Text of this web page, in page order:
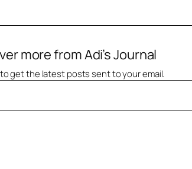
more from Adi’s Journal
get the latest posts sent to your email.